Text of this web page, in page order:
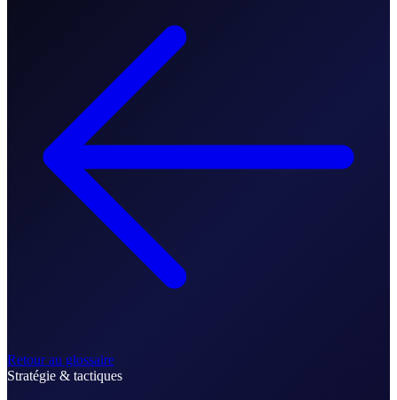
Retour au glossaire
Stratégie & tactiques